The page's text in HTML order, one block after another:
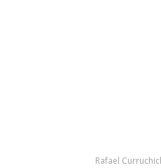
Rafael